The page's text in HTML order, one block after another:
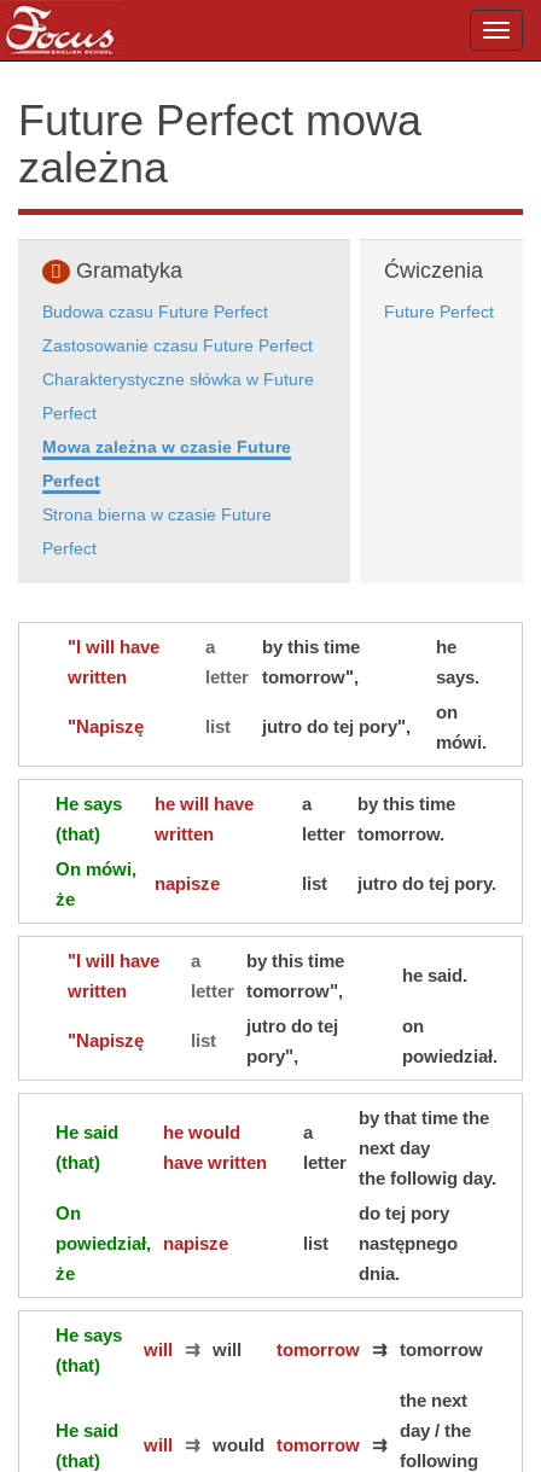
Future Perfect mowa
zależna
Gramatyka
Budowa czasu Future Perfect
Zastosowanie czasu Future Perfect
Charakterystyczne słówka w Future
Perfect
Mowa zależna w czasie Future
Perfect
Strona bierna w czasie Future
Perfect
Ćwiczenia
Future Perfect
"I will have
written
a
letter
by this time
tomorrow",
he
says.
"Napiszę list jutro do tej pory",
on
mówi.
He says
(that)
he will have
written
a
letter
by this time
tomorrow.
On mówi,
że
napisze list jutro do tej pory.
"I will have
written
a
letter
by this time
tomorrow",
he said.
"Napiszę list
jutro do tej
pory",
on
powiedział.
He said
(that)
he would
have written
a
letter
by that time the
next day
the followig day.
On
powiedział,
że
napisze list
do tej pory
następnego
dnia.
He says
(that)
will ⇉ will tomorrow ⇉ tomorrow
He said
(that)
will ⇉ would tomorrow ⇉
the next
day / the
following